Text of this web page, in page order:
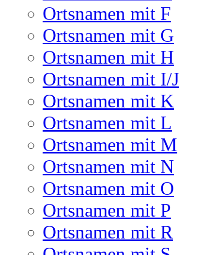
Ortsnamen mit F
Ortsnamen mit G
Ortsnamen mit H
Ortsnamen mit I/J
Ortsnamen mit K
Ortsnamen mit L
Ortsnamen mit M
Ortsnamen mit N
Ortsnamen mit O
Ortsnamen mit P
Ortsnamen mit R